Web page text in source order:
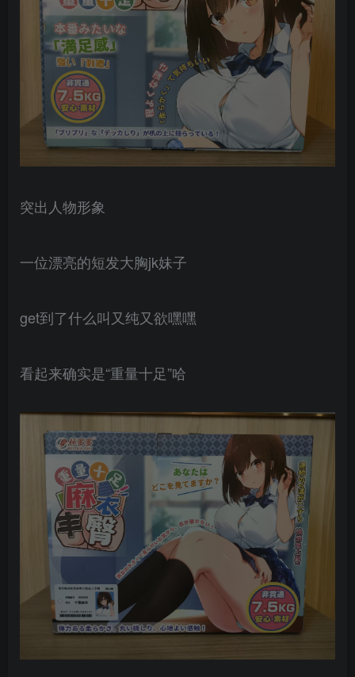
突出人物形象
一位漂亮的短发大胸jk妹子
get到了什么叫又纯又欲嘿嘿
看起来确实是“重量十足”哈